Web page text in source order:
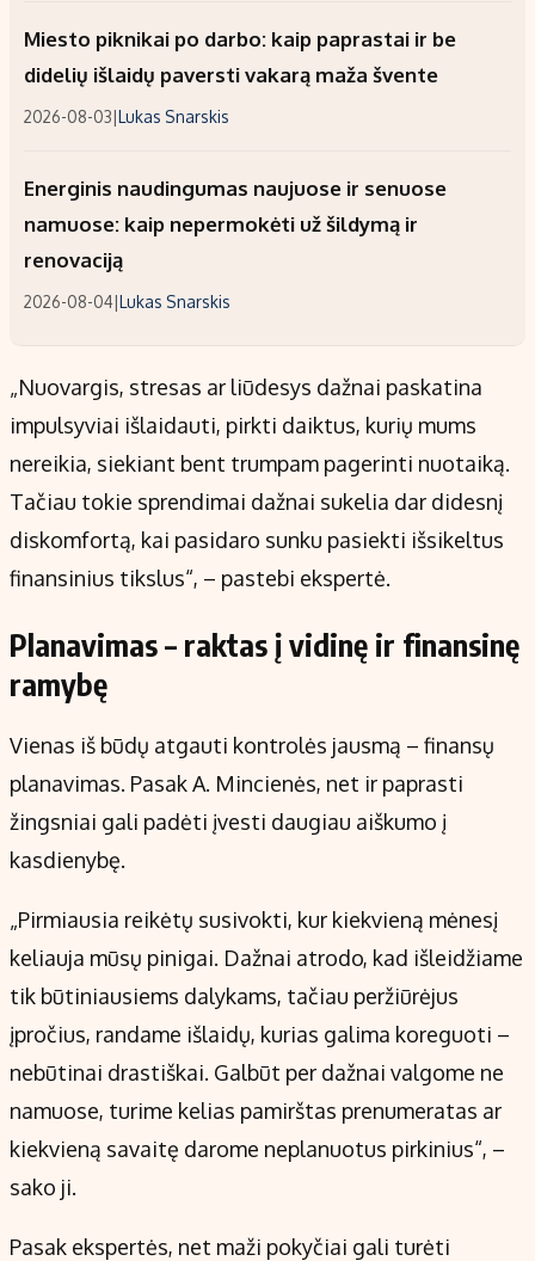
Miesto piknikai po darbo: kaip paprastai ir be
didelių išlaidų paversti vakarą maža švente
2026-08-03|Lukas Snarskis
Energinis naudingumas naujuose ir senuose
namuose: kaip nepermokėti už šildymą ir
renovaciją
2026-08-04|Lukas Snarskis
„Nuovargis, stresas ar liūdesys dažnai paskatina
impulsyviai išlaidauti, pirkti daiktus, kurių mums
nereikia, siekiant bent trumpam pagerinti nuotaiką.
Tačiau tokie sprendimai dažnai sukelia dar didesnį
diskomfortą, kai pasidaro sunku pasiekti išsikeltus
finansinius tikslus“, – pastebi ekspertė.
Planavimas – raktas į vidinę ir finansinę
ramybę
Vienas iš būdų atgauti kontrolės jausmą – finansų
planavimas. Pasak A. Mincienės, net ir paprasti
žingsniai gali padėti įvesti daugiau aiškumo į
kasdienybę.
„Pirmiausia reikėtų susivokti, kur kiekvieną mėnesį
keliauja mūsų pinigai. Dažnai atrodo, kad išleidžiame
tik būtiniausiems dalykams, tačiau peržiūrėjus
įpročius, randame išlaidų, kurias galima koreguoti –
nebūtinai drastiškai. Galbūt per dažnai valgome ne
namuose, turime kelias pamirštas prenumeratas ar
kiekvieną savaitę darome neplanuotus pirkinius“, –
sako ji.
Pasak ekspertės, net maži pokyčiai gali turėti